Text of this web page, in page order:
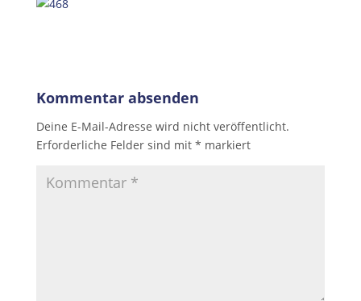
Kommentar absenden
Deine E-Mail-Adresse wird nicht veröffentlicht.
Erforderliche Felder sind mit * markiert